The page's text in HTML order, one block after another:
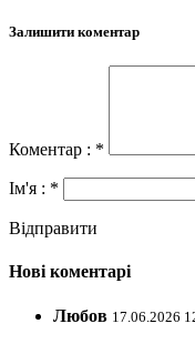
Залишити коментар
Коментар : *
Ім'я : *
Відправити
Нові коментарі
Любов 17.06.2026